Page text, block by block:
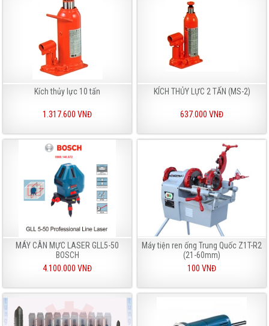
Kích thủy lực 10 tấn
1.317.600 VNĐ
KÍCH THỦY LỰC 2 TẤN (MS-2)
637.000 VNĐ
MÁY CÂN MỰC LASER GLL5-50
BOSCH
4.100.000 VNĐ
Máy tiện ren ống Trung Quốc Z1T-R2
(21-60mm)
100 VNĐ